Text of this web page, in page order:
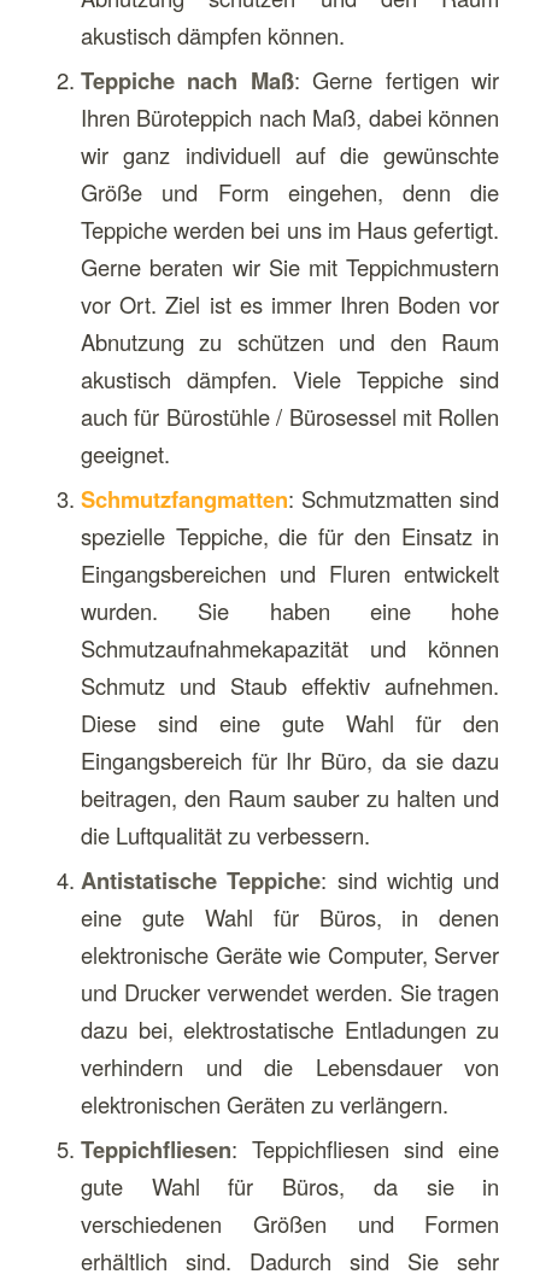
akustisch dämpfen können.
Teppiche nach Maß: Gerne fertigen wir
Ihren Büroteppich nach Maß, dabei können
wir ganz individuell auf die gewünschte
Größe und Form eingehen, denn die
Teppiche werden bei uns im Haus gefertigt.
Gerne beraten wir Sie mit Teppichmustern
vor Ort. Ziel ist es immer Ihren Boden vor
Abnutzung zu schützen und den Raum
akustisch dämpfen. Viele Teppiche sind
auch für Bürostühle / Bürosessel mit Rollen
geeignet.
Schmutzfangmatten: Schmutzmatten sind
spezielle Teppiche, die für den Einsatz in
Eingangsbereichen und Fluren entwickelt
wurden. Sie haben eine hohe
Schmutzaufnahmekapazität und können
Schmutz und Staub effektiv aufnehmen.
Diese sind eine gute Wahl für den
Eingangsbereich für Ihr Büro, da sie dazu
beitragen, den Raum sauber zu halten und
die Luftqualität zu verbessern.
Antistatische Teppiche: sind wichtig und
eine gute Wahl für Büros, in denen
elektronische Geräte wie Computer, Server
und Drucker verwendet werden. Sie tragen
dazu bei, elektrostatische Entladungen zu
verhindern und die Lebensdauer von
elektronischen Geräten zu verlängern.
Teppichfliesen: Teppichfliesen sind eine
gute Wahl für Büros, da sie in
verschiedenen Größen und Formen
erhältlich sind. Dadurch sind Sie sehr